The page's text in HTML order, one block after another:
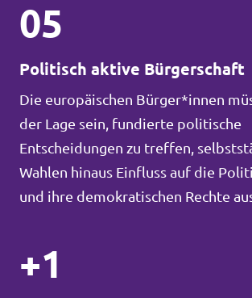
05
Politisch aktive Bürgerschaft
Die europäischen Bürger*innen
der Lage sein, fundierte politische
Entscheidungen zu treffen,
Wahlen hinaus Einfluss auf die
und ihre demokratischen Rechte
+1